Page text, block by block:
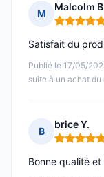
M
Malcolm
Note : 5
Publié le 17/05/
suite à un achat
Satisfait du
B
brice Y.
Note : 5
Bonne qualité